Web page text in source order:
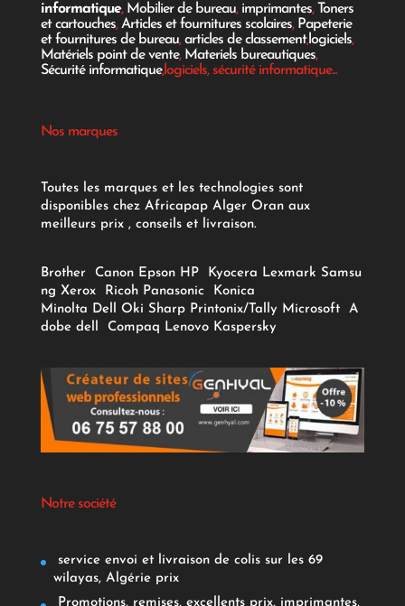
informatique, Mobilier de bureau, imprimantes, Toners
et cartouches,Articles et fournitures scolaires, Papeterie
et fournitures de bureau,articles de classement,logiciels,
Matériels point de vente, Materiels bureautiques,
Sécurité informatique,logiciels, sécurité informatique...
Nos marques
Toutes les marques et les technologies sont
disponibles chez Africapap Alger Oran aux
meilleurs prix , conseils et livraison.
Brother Canon Epson HP Kyocera Lexmark Samsu
ng Xerox Ricoh Panasonic
Konica
Minolta Dell Oki Sharp Printonix/Tally Microsoft
A
dobe dell Compaq Lenovo Kaspersky
Notre société
service envoi et livraison de colis sur les 69
wilayas, Algérie prix
Promotions, remises, excellents prix, imprimantes,